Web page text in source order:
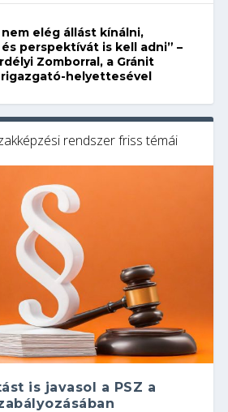
nem elég állást kínálni,
perspektívát is kell adni” –
Zomborral, a Gránit
helyettesével
rendszer friss témái
is javasol a PSZ a